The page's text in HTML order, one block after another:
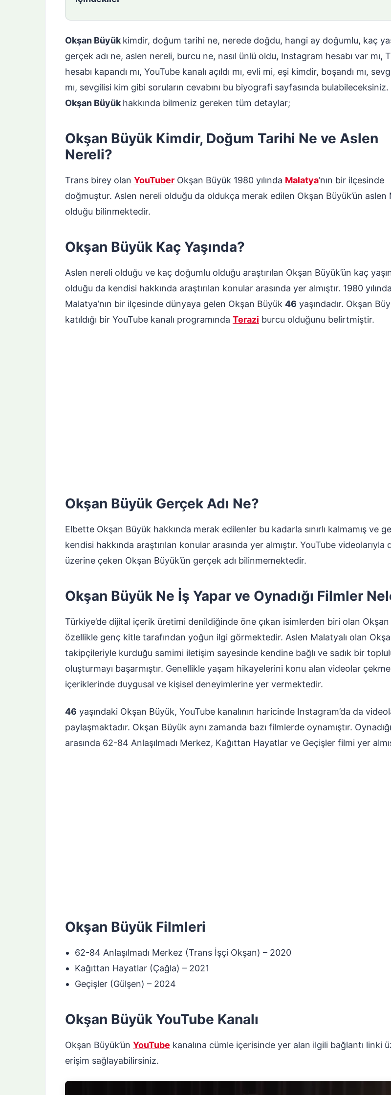
Okşan Büyük kimdir, doğum tarihi ne, nerede doğdu, hangi ay doğumlu, kaç
gerçek adı ne, aslen nereli, burcu ne, nasıl ünlü oldu, Instagram hesabı var mı,
hesabı kapandı mı, YouTube kanalı açıldı mı, evli mi, eşi kimdir, boşandı mı,
mı, sevgilisi kim gibi soruların cevabını bu biyografi sayfasında
Okşan Büyük hakkında bilmeniz gereken tüm detaylar;
Okşan Büyük Kimdir, Doğum Tarihi Ne ve Aslen
Nereli?
Trans birey olan YouTuber Okşan Büyük 1980 yılında Malatya’nın bir ilçesinde
doğmuştur. Aslen nereli olduğu da oldukça merak edilen Okşan Büyük’ün aslen
olduğu bilinmektedir.
Okşan Büyük Kaç Yaşında?
Aslen nereli olduğu ve kaç doğumlu olduğu araştırılan Okşan Büyük’ün kaç
olduğu da kendisi hakkında araştırılan konular arasında yer almıştır. 1980 yılında
Malatya’nın bir ilçesinde dünyaya gelen Okşan Büyük 46 yaşındadır. Okşan
katıldığı bir YouTube kanalı programında Terazi burcu olduğunu belirtmiştir.
Okşan Büyük Gerçek Adı Ne?
Elbette Okşan Büyük hakkında merak edilenler bu kadarla sınırlı kalmamış ve
kendisi hakkında araştırılan konular arasında yer almıştır. YouTube videolarıyla
üzerine çeken Okşan Büyük’ün gerçek adı bilinmemektedir.
Okşan Büyük Ne İş Yapar ve Oynadığı Filmler
Türkiye’de dijital içerik üretimi denildiğinde öne çıkan isimlerden biri olan Okşan
özellikle genç kitle tarafından yoğun ilgi görmektedir. Aslen Malatyalı olan
takipçileriyle kurduğu samimi iletişim sayesinde kendine bağlı ve sadık bir
oluşturmayı başarmıştır. Genellikle yaşam hikayelerini konu alan videolar
içeriklerinde duygusal ve kişisel deneyimlerine yer vermektedir.
46 yaşındaki Okşan Büyük, YouTube kanalının haricinde Instagram’da da
paylaşmaktadır. Okşan Büyük aynı zamanda bazı filmlerde oynamıştır.
arasında 62-84 Anlaşılmadı Merkez, Kağıttan Hayatlar ve Geçişler filmi yer
Okşan Büyük Filmleri
62-84 Anlaşılmadı Merkez (Trans İşçi Okşan) – 2020
Kağıttan Hayatlar (Çağla) – 2021
Geçişler (Gülşen) – 2024
Okşan Büyük YouTube Kanalı
Okşan Büyük’ün YouTube kanalına cümle içerisinde yer alan ilgili bağlantı linki
erişim sağlayabilirsiniz.